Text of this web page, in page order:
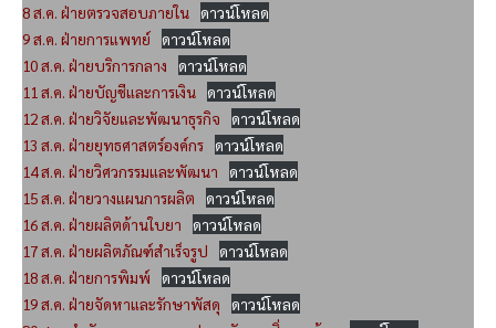
8 ส.ค. ฝ่ายตรวจสอบภายใน
ดาวน์โหลด
9 ส.ค. ฝ่ายการแพทย์
ดาวน์โหลด
10 ส.ค. ฝ่ายบริการกลาง
ดาวน์โหลด
11 ส.ค. ฝ่ายบัญชีและการเงิน
ดาวน์โหลด
12 ส.ค. ฝ่ายวิจัยและพัฒนาธุรกิจ
ดาวน์โหลด
13 ส.ค. ฝ่ายยุทธศาสตร์องค์กร
ดาวน์โหลด
14 ส.ค. ฝ่ายวิศวกรรมและพัฒนา
ดาวน์โหลด
15 ส.ค. ฝ่ายวางแผนการผลิต
ดาวน์โหลด
16 ส.ค. ฝ่ายผลิตด้านใบยา
ดาวน์โหลด
17 ส.ค. ฝ่ายผลิตภัณฑ์สำเร็จรูป
ดาวน์โหลด
18 ส.ค. ฝ่ายการพิมพ์
ดาวน์โหลด
19 ส.ค. ฝ่ายจัดหาและรักษาพัสดุ
ดาวน์โหลด